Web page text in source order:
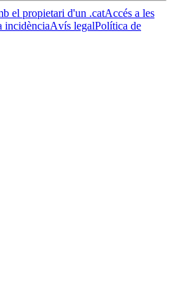
el propietari d'un .catAccés a les
incidènciaAvís legalPolítica de